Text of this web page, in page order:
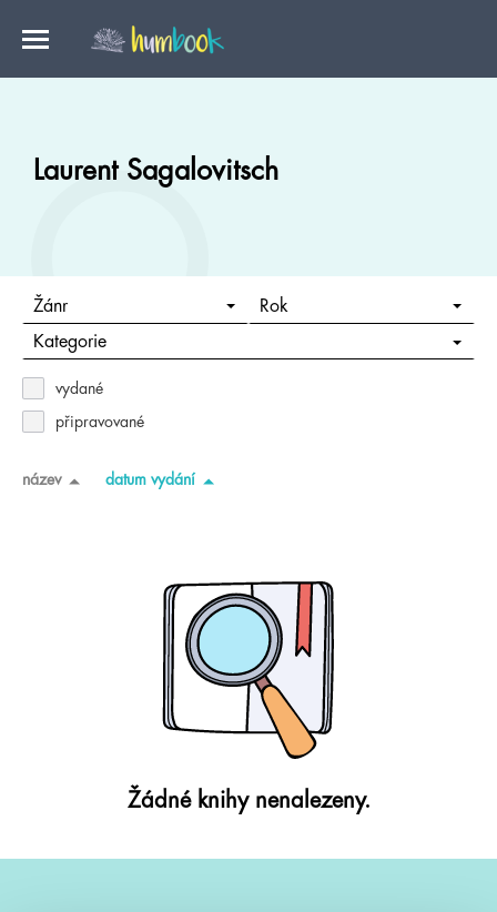
Laurent Sagalovitsch
Žánr Rok
Kategorie
vydané
připravované
název datum vydání
Žádné knihy nenalezeny.